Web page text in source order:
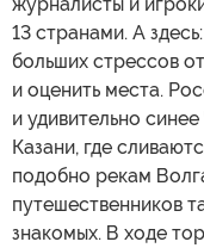
13 странами. А
больших стрессов
и оценить места.
и удивительно
Казани, где
подобно рекам
путешественников
знакомых. В ходе